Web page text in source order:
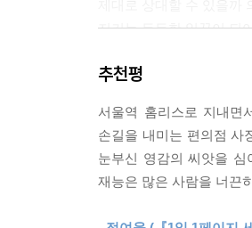
말없이 삼각김밥을 내려
“근데 김밥만 주면……
선숙이 고개를 들어 독고
다.
“아들한테…… 그동안 못
“내가 사는 거예요. 어서
지키는 든든한 일꾼이 되
현실감 넘치는 캐릭터와
본능이 발동하는 편의점
참치김밥, 참이슬) 세트
인경, 호시탐탐 편의점을
녹록지 않은 인생의 무게
추천평
서울역 홈리스로 지내면
손길을 내미는 편의점 사
눈부신 영감의 씨앗을
재능은 많은 사람을 너끈